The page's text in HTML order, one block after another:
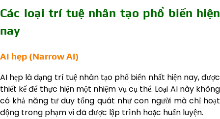
Các loại trí tuệ nhân tạo phổ biến hiện
nay
AI hẹp (Narrow AI)
AI hẹp là dạng trí tuệ nhân tạo phổ biến nhất hiện nay, được
thiết kế để thực hiện một nhiệm vụ cụ thể. Loại AI này không
có khả năng tư duy tổng quát như con người mà chỉ hoạt
động trong phạm vi đã được lập trình hoặc huấn luyện.